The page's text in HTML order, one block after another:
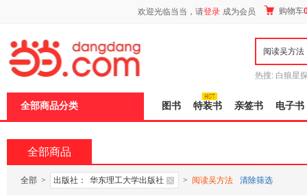
欢迎光临当当，请登录 成为会员 购物车
热搜: 白狼星
全部商品分类 图书 特装书 亲签书 电子书
全部商品
全部 > 出版社： 华东理工大学出版社 > 阅读吴方法 清除筛选
页
加